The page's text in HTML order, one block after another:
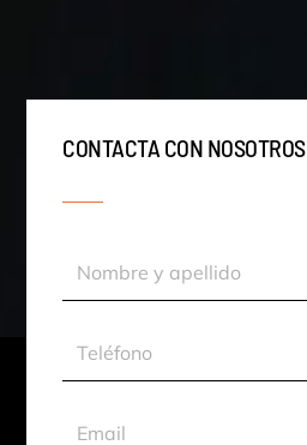
CONTACTA CON NOSOTROS
Nombre
Teléfono